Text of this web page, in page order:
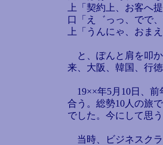
上「契約上、お客へ
口「え゛っっ、でで
上「うんにゃ、おま
と、ぽんと肩を叩か
来、大阪、韓国、行
19××年5月10日、前
合う。総勢10人の旅
でした。今にして思
当時、ビジネスクラ